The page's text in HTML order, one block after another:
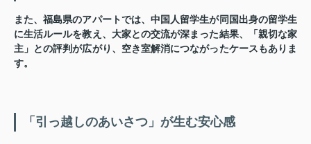
また、福島県のアパートでは、中国人留学生が同国出身の留学生
に生活ルールを教え、大家との交流が深まった結果、「親切な家
主」との評判が広がり、空き室解消につながったケースもありま
す。
「引っ越しのあいさつ」が生む安心感